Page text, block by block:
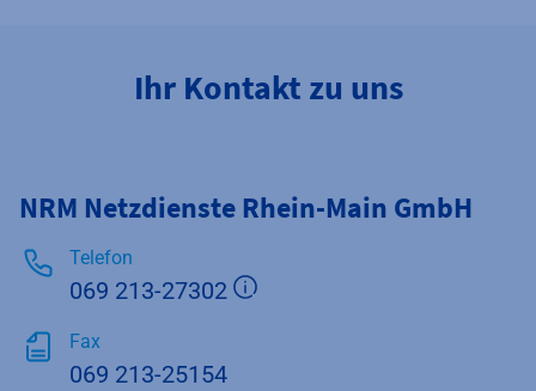
Ihr Kontakt zu uns
NRM Netzdienste Rhein-Main GmbH
Telefon
069 213-27302
Fax
069 213-25154